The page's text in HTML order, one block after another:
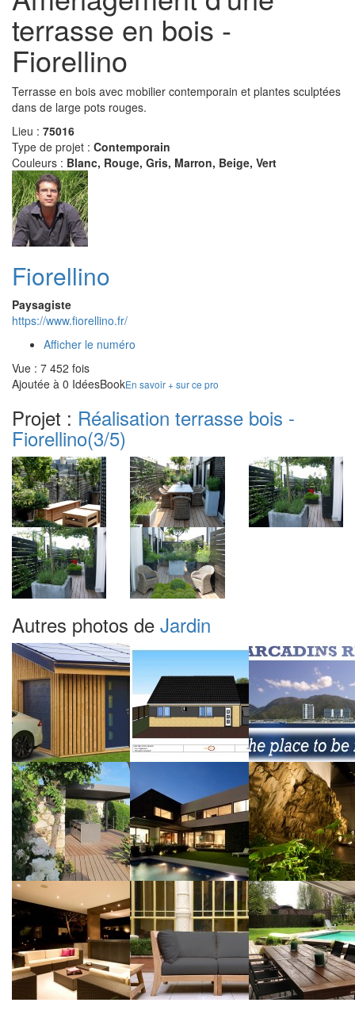
terrasse en bois -
Fiorellino
Terrasse en bois avec mobilier contemporain et plantes sculptées
dans de large pots rouges.
Lieu : 75016
Type de projet : Contemporain
Couleurs : Blanc, Rouge, Gris, Marron, Beige, Vert
Fiorellino
Paysagiste
https://www.fiorellino.fr/
Afficher le numéro
Vue : 7 452 fois
Ajoutée à 0 IdéesBookEn savoir + sur ce pro
Projet : Réalisation terrasse bois -
Fiorellino(3/5)
Autres photos de Jardin